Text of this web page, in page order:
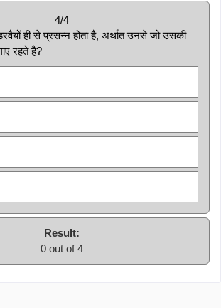
4/4
ही से प्रसन्न होता है, अर्थात उनसे जो उसकी
रहते है?
Result:
0 out of 4